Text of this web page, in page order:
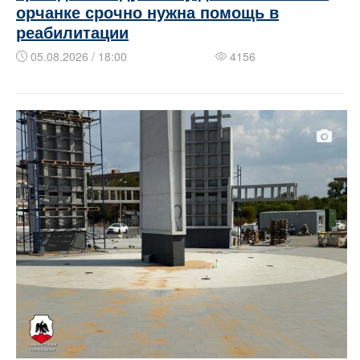
орчанке срочно нужна помощь в
реабилитации
05.08.2026 / 18:00 4156